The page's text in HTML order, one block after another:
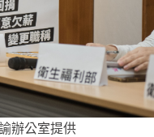
辦公室提供